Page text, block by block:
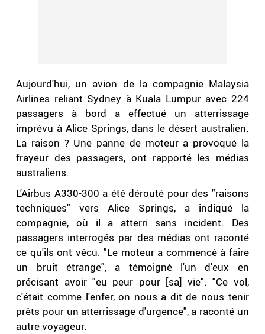
Aujourd'hui, un avion de la compagnie Malaysia
Airlines reliant Sydney à Kuala Lumpur avec 224
passagers à bord a effectué un atterrissage
imprévu à Alice Springs, dans le désert australien.
La raison ? Une panne de moteur a provoqué la
frayeur des passagers, ont rapporté les médias
australiens.
L'Airbus A330-300 a été dérouté pour des "raisons
techniques" vers Alice Springs, a indiqué la
compagnie, où il a atterri sans incident. Des
passagers interrogés par des médias ont raconté
ce qu'ils ont vécu. "Le moteur a commencé à faire
un bruit étrange", a témoigné l'un d'eux en
précisant avoir "eu peur pour [sa] vie". "Ce vol,
c'était comme l'enfer, on nous a dit de nous tenir
prêts pour un atterrissage d'urgence", a raconté un
autre voyageur.